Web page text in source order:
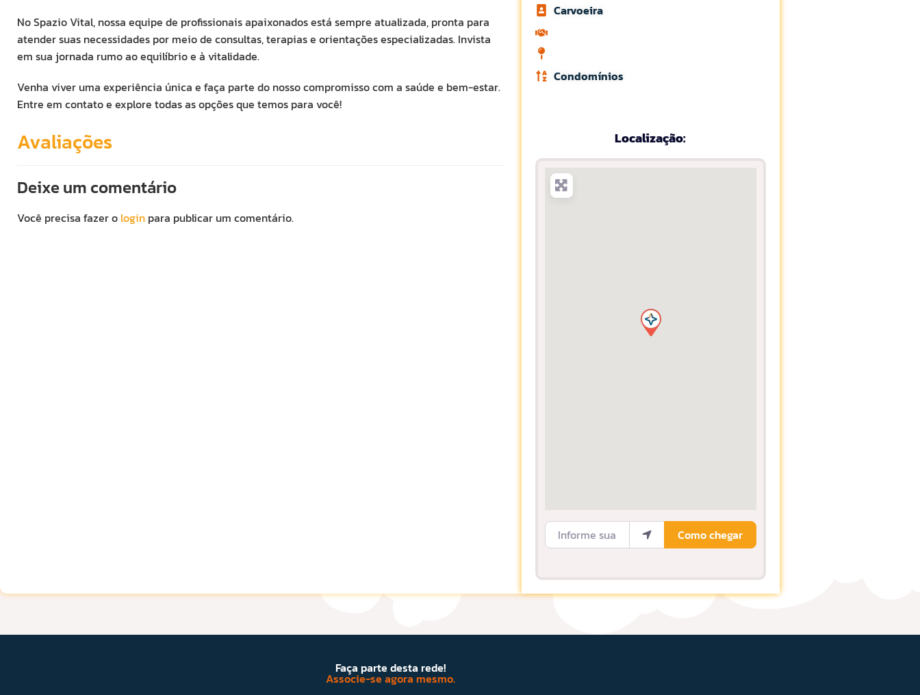
No Spazio Vital, nossa equipe de profissionais apaixonados está sempre atualizada, pronta para
atender suas necessidades por meio de consultas, terapias e orientações especializadas. Invista
em sua jornada rumo ao equilíbrio e à vitalidade.
Venha viver uma experiência única e faça parte do nosso compromisso com a saúde e bem-estar.
Entre em contato e explore todas as opções que temos para você!
Avaliações
Deixe um comentário
Você precisa fazer o login para publicar um comentário.
Carvoeira
Condomínios
Localização:
Informe sua Localização
Como chegar
Faça parte desta rede!
Associe-se agora mesmo.